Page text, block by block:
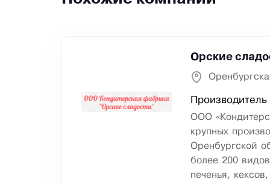
Орские
ООО
крупных
Оренбургской
более 200
печенья,